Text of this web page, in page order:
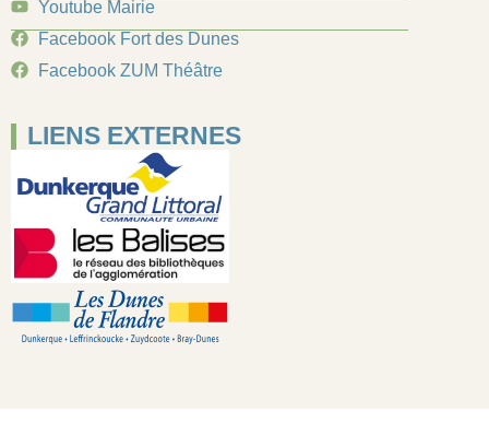
Youtube Mairie
Facebook Fort des Dunes
Facebook ZUM Théâtre
LIENS EXTERNES